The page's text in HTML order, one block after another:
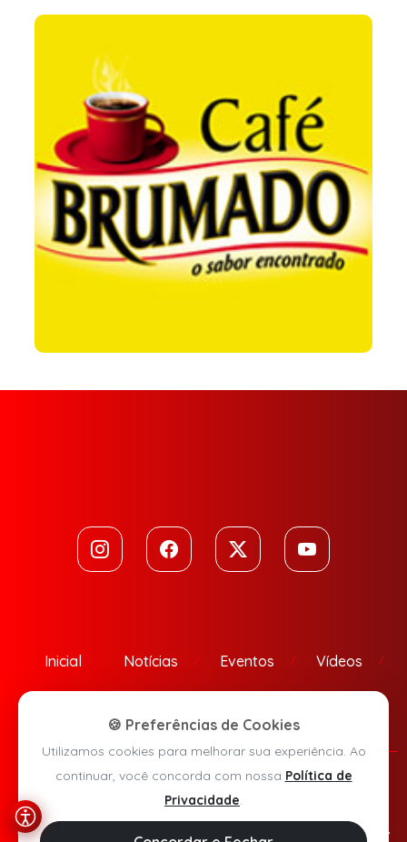
Inicial Notícias Eventos Vídeos
Política de Privacidade
Agora Sudoeste © 2026 - Todos os direitos reservados.
🍪 Preferências de Cookies
Utilizamos cookies para melhorar sua experiência. Ao
continuar, você concorda com nossa Política de
Privacidade.